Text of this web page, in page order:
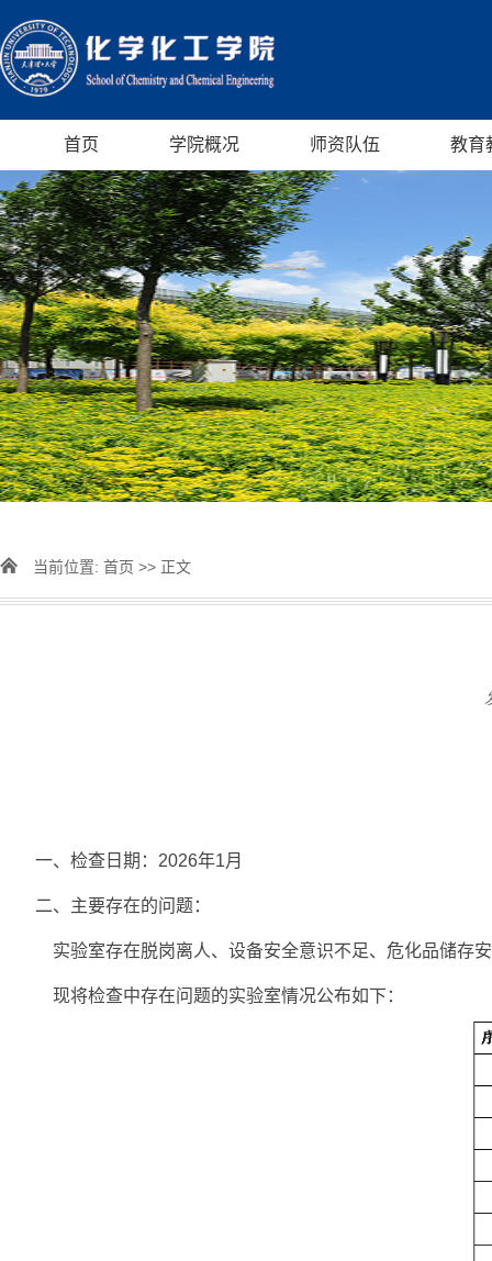
首页 学院概况 师资队伍 教育
当前位置: 首页 >> 正文
一、检查日期：2026年1月
二、主要存在的问题：
实验室存在脱岗离人、设备安全意识不足、危化品储存
现将检查中存在问题的实验室情况公布如下：